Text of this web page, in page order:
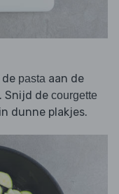
pasta aan de
Snijd de courgette
dunne plakjes.